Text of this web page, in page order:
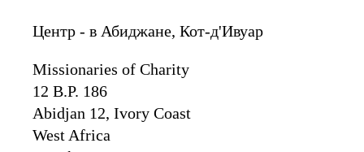
Центр - в Абиджане, Кот-д'Ивуар
Missionaries of Charity
12 B.P. 186
Abidjan 12, Ivory Coast
West Africa